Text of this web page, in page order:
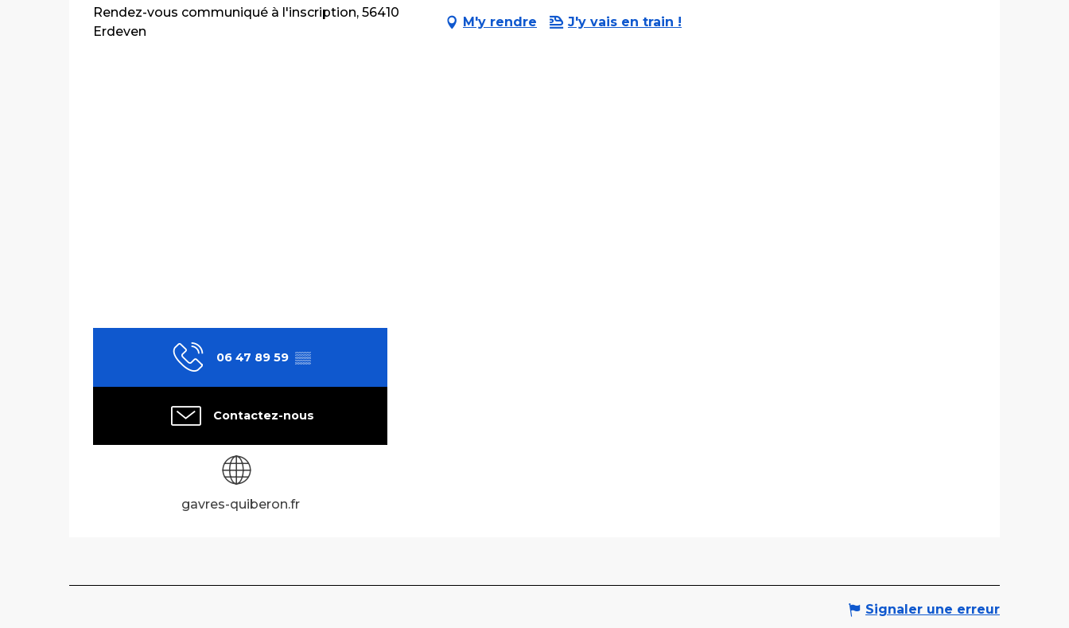
Rendez-vous communiqué à l'inscription, 56410
Erdeven
M'y rendre J'y vais en train !
06 47 89 59 ▒▒
Contactez-nous
gavres-quiberon.fr
Signaler une erreur